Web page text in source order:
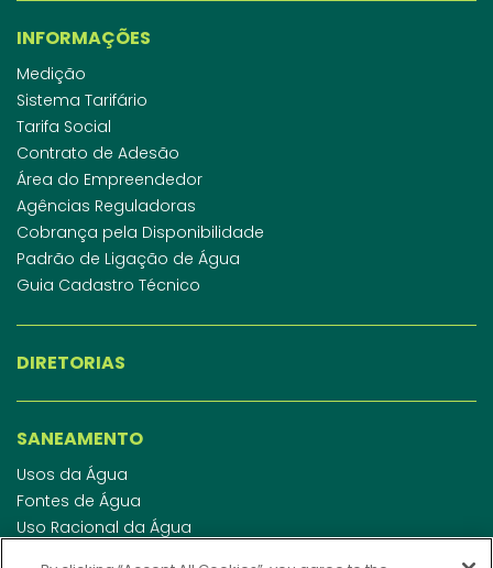
INFORMAÇÕES
Medição
Sistema Tarifário
Tarifa Social
Contrato de Adesão
Área do Empreendedor
Agências Reguladoras
Cobrança pela Disponibilidade
Padrão de Ligação de Água
Guia Cadastro Técnico
DIRETORIAS
SANEAMENTO
Usos da Água
Fontes de Água
Uso Racional da Água